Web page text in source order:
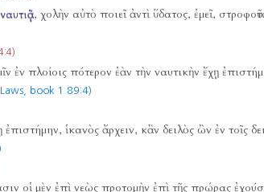
ναυτιᾷ, χολὴν αὐτὸ ποιεῖ ἀντὶ ὕδατος, ἐμεῖ,
ἐν πλοίοις πότερον ἐὰν τὴν ναυτικὴν ἔχῃ
book 1 89:4)
ἱκανὸς ἄρχειν, κἂν δειλὸς ὢν ἐν τοῖς
οἱ μὲν ἐπὶ νεὼς προτομὴν ἐπὶ τῆς πρῴρας